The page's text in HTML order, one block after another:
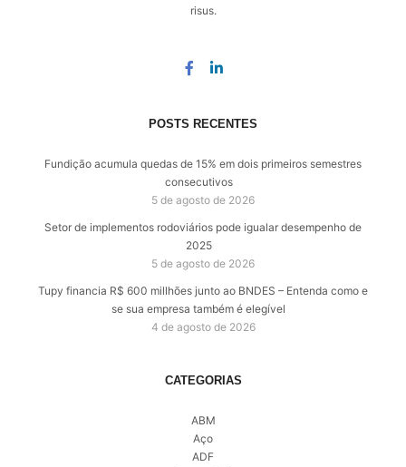
risus.
POSTS RECENTES
Fundição acumula quedas de 15% em dois primeiros semestres
consecutivos
5 de agosto de 2026
Setor de implementos rodoviários pode igualar desempenho de
2025
5 de agosto de 2026
Tupy financia R$ 600 millhões junto ao BNDES – Entenda como e
se sua empresa também é elegível
4 de agosto de 2026
CATEGORIAS
ABM
Aço
ADF